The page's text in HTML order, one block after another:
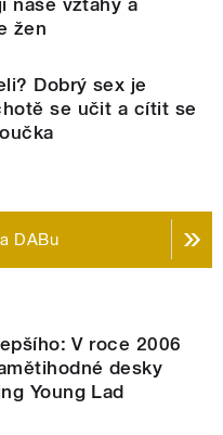
žen
Dobrý sex je
se učit a cítit se
DABu
V roce 2006
desky
Young Lad